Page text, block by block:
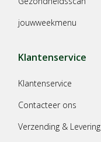
jouwweekmenu
Klantenservice
Klantenservice
Contacteer ons
Verzending & Levering